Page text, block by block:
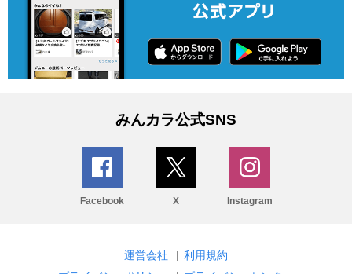
みんカラ公式SNS
Facebook X Instagram
運営会社 | 利用規約